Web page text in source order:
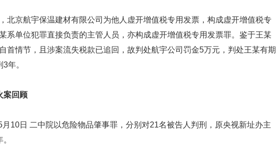
北京航宇保温建材有限公司为他人虚开增值税专用发票，构成虚开增值税专
系单位犯罪直接负责的主管人员，亦构成虚开增值税专用发票罪。鉴于王某
首情节，且涉案流失税款已追回，故判处航宇公司罚金5万元，判处王某有期
年。
案回顾
月10日 二中院以危险物品肇事罪，分别对21名被告人判刑，原央视新址办主